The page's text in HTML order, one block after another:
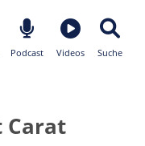
Podcast Videos Suche
Carat